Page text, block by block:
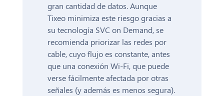
gran cantidad de datos. Aunque
Tixeo minimiza este riesgo gracias a
su tecnología SVC on Demand, se
recomienda priorizar las redes por
cable, cuyo flujo es constante, antes
que una conexión Wi-Fi, que puede
verse fácilmente afectada por otras
señales (y además es menos segura).